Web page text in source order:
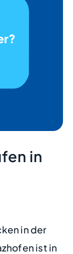
in
in der
ist in